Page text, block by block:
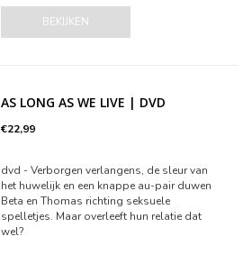
BEKIJKEN
AS LONG AS WE LIVE | DVD
€22,99
dvd - Verborgen verlangens, de sleur van
het huwelijk en een knappe au-pair duwen
Beta en Thomas richting seksuele
spelletjes. Maar overleeft hun relatie dat
wel?